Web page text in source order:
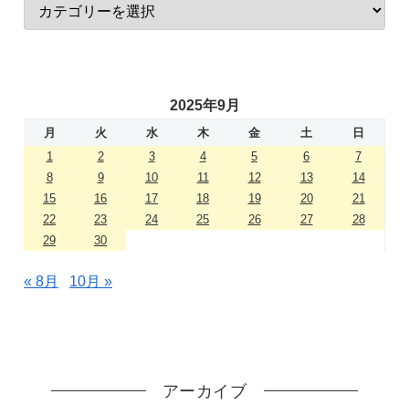
2025年9月
月 火 水 木 金 土
日
1
2 3 4 5 6
7
8
9 10 11 12 13
14
15
16 17 18 19 20
21
22
23 24 25 26 27
28
29
30
« 8月 10月 »
アーカイブ